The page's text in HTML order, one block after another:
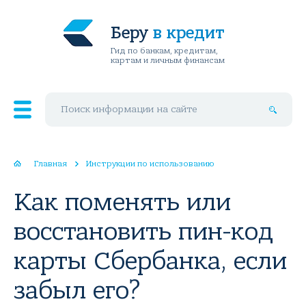
Беру в кредит
Гид по банкам, кредитам,
картам и личным финансам
Главная Инструкции по использованию
Как поменять или
восстановить пин-код
карты Сбербанка, если
забыл его?